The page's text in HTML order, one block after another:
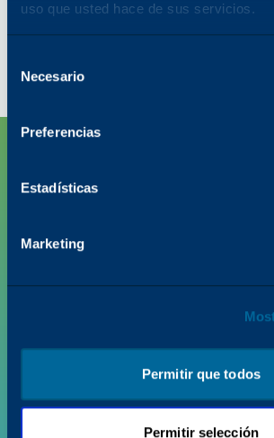
uso que usted hace de sus servicios.
delNecesario
Preferencias
Estadísticas
Marketing
Permitir que todos
Permitir selección
PRODUCTOS
VALOR + INSIGHTS
AYUDA